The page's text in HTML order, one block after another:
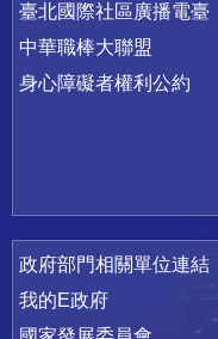
臺北國際社區廣播電臺
中華職棒大聯盟
身心障礙者權利公約
政府部門相關單位連結
我的E政府